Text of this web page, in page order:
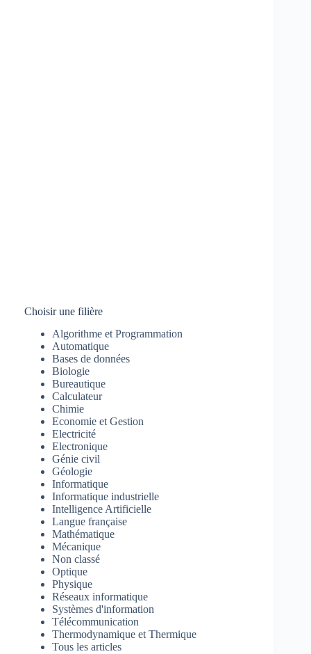
Choisir une filière
Algorithme et Programmation
Automatique
Bases de données
Biologie
Bureautique
Calculateur
Chimie
Economie et Gestion
Electricité
Electronique
Génie civil
Géologie
Informatique
Informatique industrielle
Intelligence Artificielle
Langue française
Mathématique
Mécanique
Non classé
Optique
Physique
Réseaux informatique
Systèmes d'information
Télécommunication
Thermodynamique et Thermique
Tous les articles